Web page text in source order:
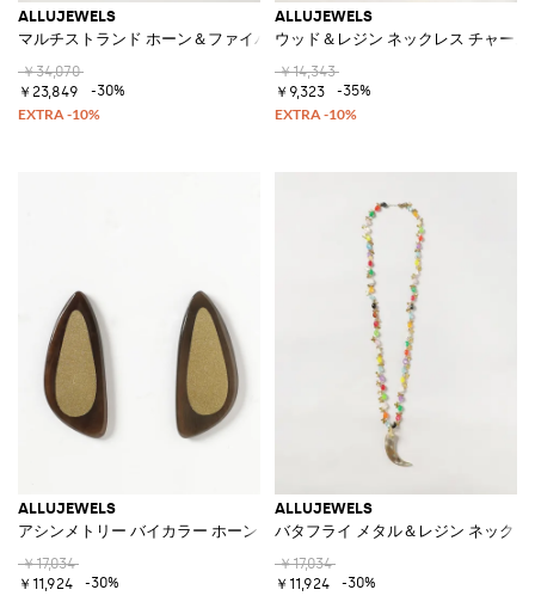
ALLUJEWELS
マルチストランド ホーン＆ファイバー ネックレス ストーンと装飾チャー
￥34,070
￥23,849
-30%
ALLUJEWELS
ウッド＆レジン ネックレス チャー
￥14,343
￥9,323
-35%
ALLUJEWELS
アシンメトリー バイカラー ホーン ダングルイヤリング
￥17,034
￥11,924
-30%
ALLUJEWELS
バタフライ メタル＆レジン ネック
￥17,034
￥11,924
-30%